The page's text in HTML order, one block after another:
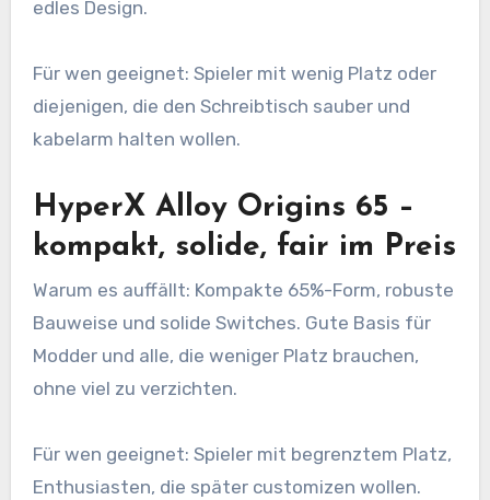
edles Design.
Für wen geeignet: Spieler mit wenig Platz oder
diejenigen, die den Schreibtisch sauber und
kabelarm halten wollen.
HyperX Alloy Origins 65 –
kompakt, solide, fair im Preis
Warum es auffällt: Kompakte 65%-Form, robuste
Bauweise und solide Switches. Gute Basis für
Modder und alle, die weniger Platz brauchen,
ohne viel zu verzichten.
Für wen geeignet: Spieler mit begrenztem Platz,
Enthusiasten, die später customizen wollen.